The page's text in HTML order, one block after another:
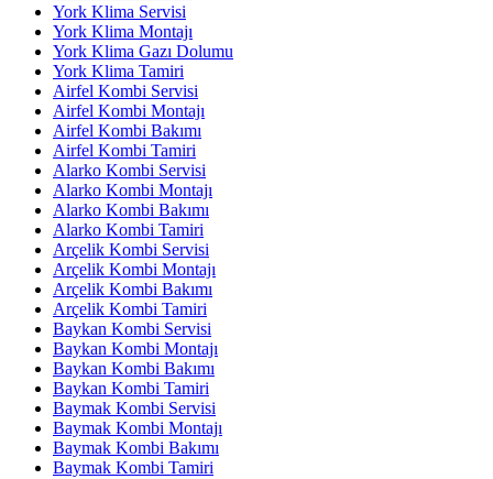
York Klima Servisi
York Klima Montajı
York Klima Gazı Dolumu
York Klima Tamiri
Airfel Kombi Servisi
Airfel Kombi Montajı
Airfel Kombi Bakımı
Airfel Kombi Tamiri
Alarko Kombi Servisi
Alarko Kombi Montajı
Alarko Kombi Bakımı
Alarko Kombi Tamiri
Arçelik Kombi Servisi
Arçelik Kombi Montajı
Arçelik Kombi Bakımı
Arçelik Kombi Tamiri
Baykan Kombi Servisi
Baykan Kombi Montajı
Baykan Kombi Bakımı
Baykan Kombi Tamiri
Baymak Kombi Servisi
Baymak Kombi Montajı
Baymak Kombi Bakımı
Baymak Kombi Tamiri